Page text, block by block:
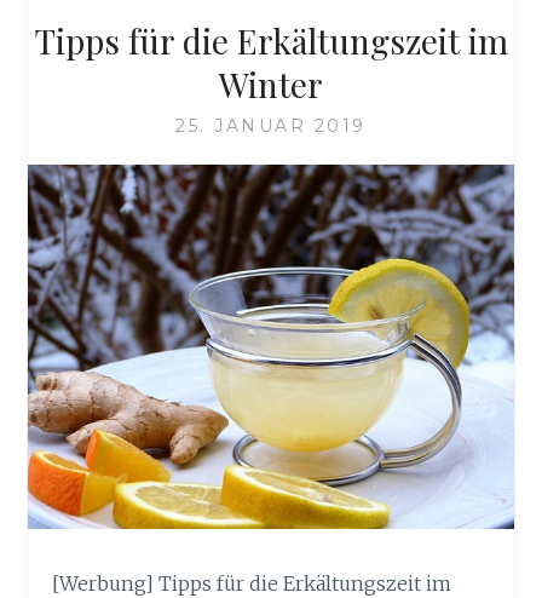
Tipps für die Erkältungszeit im
Winter
25. JANUAR 2019
[Werbung] Tipps für die Erkältungszeit im